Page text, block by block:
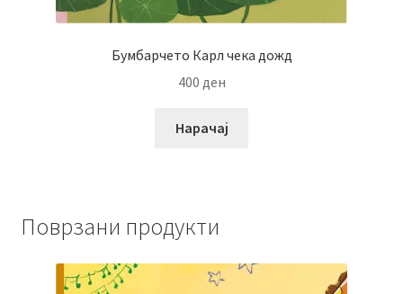
Бумбарчето Карл чека дожд
400 ден
Нарачај
Поврзани продукти